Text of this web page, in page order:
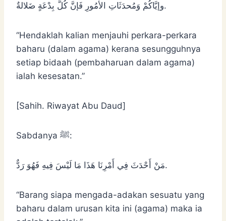
وإيَّاكُمْ وَمُحدَثَاتِ الأمُورِ فَإنَّ ‌كُلَّ ‌بِدْعَةٍ ‌ضَلالةٌ.
“Hendaklah kalian menjauhi perkara-perkara
baharu (dalam agama) kerana sesungguhnya
setiap bidaah (pembaharuan dalam agama)
ialah kesesatan.”
[Sahih. Riwayat Abu Daud]
Sabdanya ﷺ:
مَنْ ‌أَحْدَثَ فِي أَمْرِنَا هَذَا مَا لَيْسَ فِيهِ فَهُوَ رَدٌّ.
“Barang siapa mengada-adakan sesuatu yang
baharu dalam urusan kita ini (agama) maka ia